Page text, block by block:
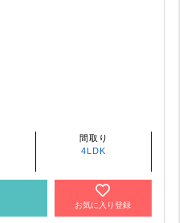
間取り
4LDK
お気に入り登録